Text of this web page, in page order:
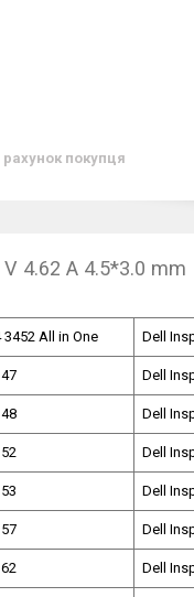
рахунок покупця
V 4.62 A 4.5*3.0 mm
All in One Dell
Dell
Dell
Dell
Dell
Dell
Dell